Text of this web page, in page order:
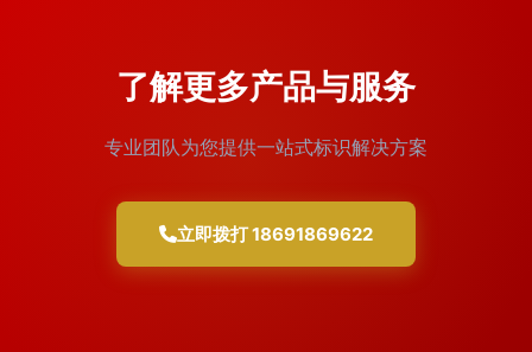
了解更多产品与服务
专业团队为您提供一站式标识解决方案
立即拨打 18691869622